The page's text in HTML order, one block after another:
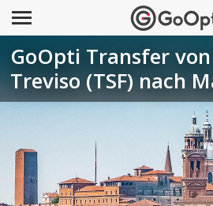
GoOpti Transfer
Treviso (TSF) nach